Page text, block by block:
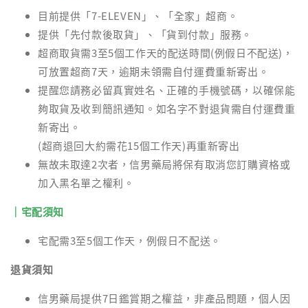
目前提供「7-ELEVEN」、「全家」超商。
提供「先付款後取貨」、「貨到付款」服務。
超商取貨需3至5個工作天的配送時間(例假日不配送)，
可放置超商7天，逾期未領需自付運費重新寄出。
提醒您請務必留真實姓名、正確的手機號碼，以確保能
夠取貨及收到簡訊通知。如名字不對退貨需自付運費重
新寄出。
(超商退回大約需花15個工作天)再重新寄出
無故未取達2次者，信男藥局將保有取消您訂購資格或
加入黑名單之權利。
｜宅配須知
宅配需3至5個工作天，例假日不配送。
退貨須知
信男藥局提供7日鑑賞期之權益，非產品問題，個人因